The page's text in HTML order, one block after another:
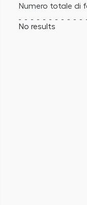
Numero totale di
No results